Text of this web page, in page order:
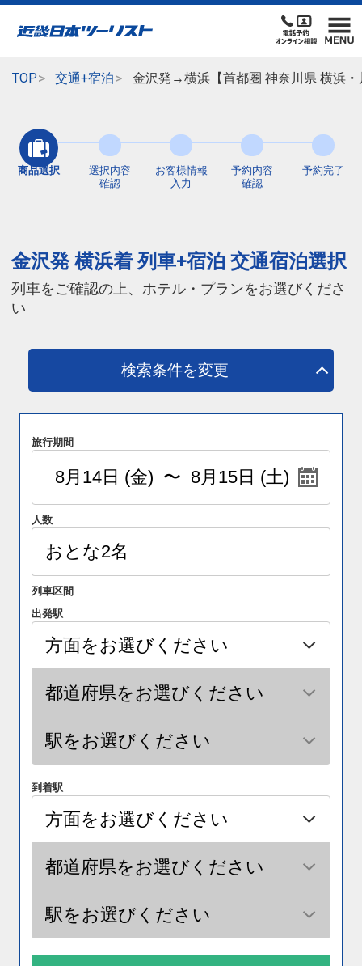
TOP 交通+宿泊 金沢発→横浜【首都圏 神奈川県 横浜
商品選択
選択内容
確認
お客様情報
入力
予約内容
確認
予約完了
金沢発 横浜着 列車+宿泊 交通宿泊選択
列車をご確認の上、ホテル・プランをお選びくださ
い
検索条件を変更
旅行期間
人数
列車区間
出発駅
到着駅